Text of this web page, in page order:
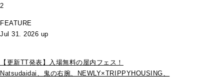
2
FEATURE
Jul 31. 2026 up
【更新TT発表】入場無料の屋内フェス！
Natsudaidai、鬼の右腕、NEWLY×TRIPPYHOUSING、